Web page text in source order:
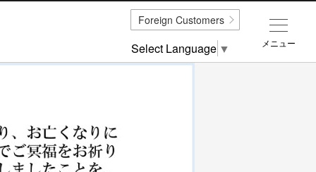
メニュー
Foreign Customers
Select Language ▼